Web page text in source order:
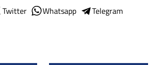
Twitter Whatsapp
Telegram